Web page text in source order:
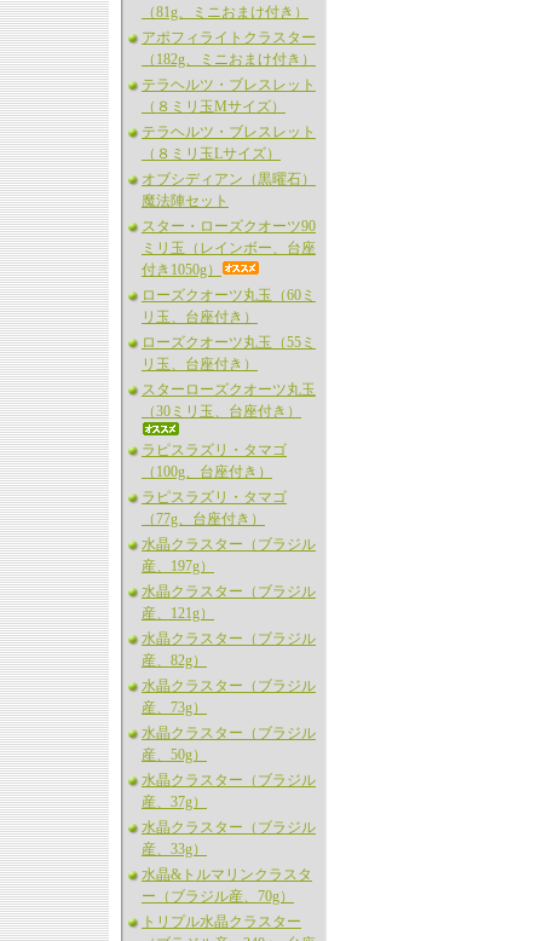
（81g、ミニおまけ付き）
アポフィライトクラスター
（182g、ミニおまけ付き）
テラヘルツ・ブレスレット
（８ミリ玉Mサイズ）
テラヘルツ・ブレスレット
（８ミリ玉Lサイズ）
オブシディアン（黒曜石）
魔法陣セット
スター・ローズクオーツ90
ミリ玉（レインボー、台座
付き1050g）
ローズクオーツ丸玉（60ミ
リ玉、台座付き）
ローズクオーツ丸玉（55ミ
リ玉、台座付き）
スターローズクオーツ丸玉
（30ミリ玉、台座付き）
ラピスラズリ・タマゴ
（100g、台座付き）
ラピスラズリ・タマゴ
（77g、台座付き）
水晶クラスター（ブラジル
産、197g）
水晶クラスター（ブラジル
産、121g）
水晶クラスター（ブラジル
産、82g）
水晶クラスター（ブラジル
産、73g）
水晶クラスター（ブラジル
産、50g）
水晶クラスター（ブラジル
産、37g）
水晶クラスター（ブラジル
産、33g）
水晶&トルマリンクラスタ
ー（ブラジル産、70g）
トリプル水晶クラスター